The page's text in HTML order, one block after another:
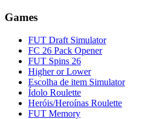
Games
FUT Draft Simulator
FC 26 Pack Opener
FUT Spins 26
Higher or Lower
Escolha de item Simulator
Ídolo Roulette
Heróis/Heroínas Roulette
FUT Memory